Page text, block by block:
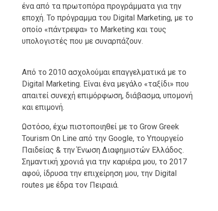
ένα από τα πρωτοπόρα προγράμματα για την
εποχή. Το πρόγραμμα του Digital Marketing, με το
οποίο «πάντρεψα» το Marketing και τους
υπολογιστές που με συναρπάζουν.
Από το 2010 ασχολούμαι επαγγελματικά με το
Digital Marketing. Είναι ένα μεγάλο «ταξίδι» που
απαιτεί συνεχή επιμόρφωση, διάβασμα, υπομονή
και επιμονή.
Ωστόσο, έχω πιστοποιηθεί με το Grow Greek
Tourism On Line από την Google, το Υπουργείο
Παιδείας & την Ένωση Διαφημιστών Ελλάδος.
Σημαντική χρονιά για την καριέρα μου, το 2017
αφού, ίδρυσα την επιχείρηση μου, την Digital
routes με έδρα τον Πειραιά.